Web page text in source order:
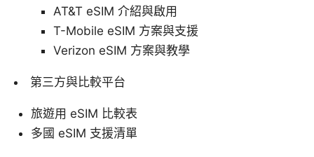
AT&T eSIM 介紹與啟用
T-Mobile eSIM 方案與支援
Verizon eSIM 方案與教學
第三方與比較平台
旅遊用 eSIM 比較表
多國 eSIM 支援清單